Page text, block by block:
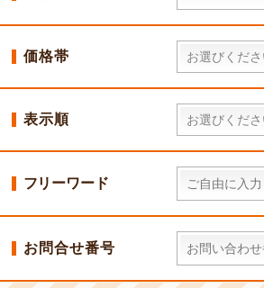
価格帯
表示順
フリーワード
お問合せ番号